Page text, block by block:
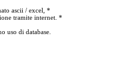
ascii / excel, *
tramite internet. *
uso di database.